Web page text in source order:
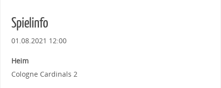
Spielinfo
01.08.2021 12:00
Heim
Cologne Cardinals 2